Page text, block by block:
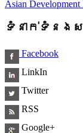
Asian Development
ទំនាក់ទំនង
Facebook
LinkIn
Twitter
RSS
Google+